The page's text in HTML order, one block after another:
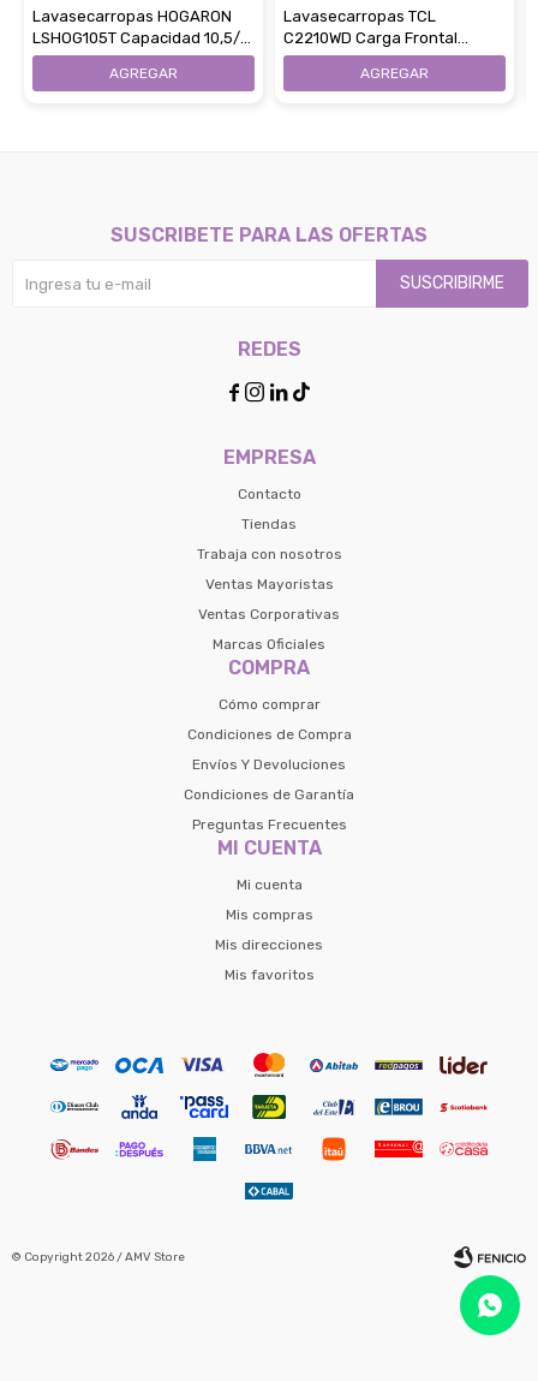
Lavasecarropas HOGARON
LSHOG105T Capacidad 10,5/7
Kg Carga Frontal - Titanium
Lavasecarropas TCL
C2210WD Carga Frontal
Capacidad 10/7 KG
EMPRESA
Contacto
Tiendas
Trabaja con nosotros
Ventas Mayoristas
Ventas Corporativas
Marcas Oficiales
COMPRA
Cómo comprar
Condiciones de Compra
Envíos Y Devoluciones
Condiciones de Garantía
Preguntas Frecuentes
MI CUENTA
Mi cuenta
Mis compras
Mis direcciones
Mis favoritos
SUSCRIBETE PARA LAS OFERTAS
SUSCRIBIRME
REDES
   
© Copyright 2026 / AMV Store